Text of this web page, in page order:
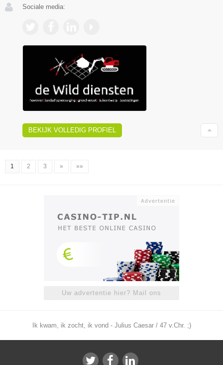
Sociale media:
BEKIJK VOLLEDIG PROFIEL
1 2 3 » »»
Uw advertentie hier? Mail ons
Ik kwam, ik zocht, ik vond - Julius Caesar / 47 v.Chr. ;)